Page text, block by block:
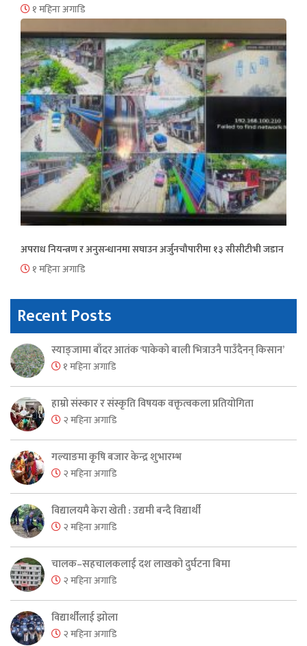
१ महिना अगाडि
अपराध नियन्त्रण र अनुसन्धानमा सघाउन अर्जुनचौपारीमा १३ सीसीटीभी जडान
१ महिना अगाडि
Recent Posts
स्याङ्जामा बाँदर आतंक ‘पाकेको बाली भित्राउनै पाउँदैनन् किसान’
१ महिना अगाडि
हाम्रो संस्कार र संस्कृति विषयक वक्तृत्वकला प्रतियोगिता
२ महिना अगाडि
गल्याङमा कृषि बजार केन्द्र शुभारम्भ
२ महिना अगाडि
विद्यालयमै केरा खेती : उद्यमी बन्दै विद्यार्थी
२ महिना अगाडि
चालक–सहचालकलाई दश लाखको दुर्घटना बिमा
२ महिना अगाडि
विद्यार्थीलाई झोला
२ महिना अगाडि